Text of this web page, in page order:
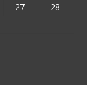
27
28